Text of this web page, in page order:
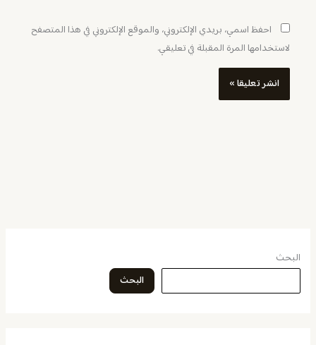
احفظ اسمي، بريدي الإلكتروني، والموقع الإلكتروني في هذا المتصفح
لاستخدامها المرة المقبلة في تعليقي.
البحث
البحث